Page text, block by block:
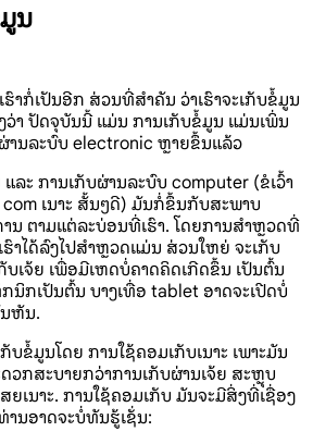
ນ
າກໍ່ເປັນອີກ ສ່ວນທີ່ສໍາຄັນ ວ່າເຮົາຈະເກັບຂໍ້ມູນ
ວ່າ ປັດຈຸບັນນີ້ ແມ່ນ ການເກັບຂໍ້ມູນ ແມ່ນເພິ່ນ
ານລະບົບ electronic ຫຼາຍຂຶ້ນແລ້ວ
ລະ ການເກັບຜ່ານລະບົບ computer (ຂໍເວົ້າ
com ເນາະ ສັ້ນໆດີ) ມັນກໍ່ຂຶ້ນກັບສະພາບ
ນ ຕາມແຕ່ລະບ່ອນທີ່ເຮົາ. ໂດຍການສໍາຫຼວດທີ່
າໄດ້ລົງໄປສໍາຫຼວດແມ່ນ ສ່ວນໃຫຍ່ ຈະເກັບ
ເຈ້ຍ ເພື່ອມີເຫດບໍ່ຄາດຄິດເກີດຂຶ້ນ ເປັນຕົ້ນ
ນິກເປັນຕົ້ນ ບາງເທື່ອ tablet ອາດຈະເປີດບໍ່
ຫັນ.
ກັບຂໍ້ມູນໂດຍ ການໃຊ້ຄອມເກັບເນາະ ເພາະມັນ
ກສະບາຍກວ່າການເກັບຜ່ານເຈ້ຍ ສະຫຼຸບ
ເນາະ. ການໃຊ້ຄອມເກັບ ມັນຈະມີສິ່ງທີ່ເຊື່ອງ
ານອາດຈະບໍ່ທັນຮູ້ເຊັ່ນ: